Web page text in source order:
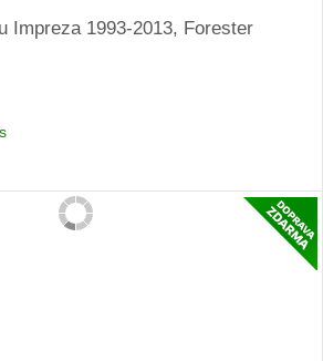
Impreza 1993-2013, Forester